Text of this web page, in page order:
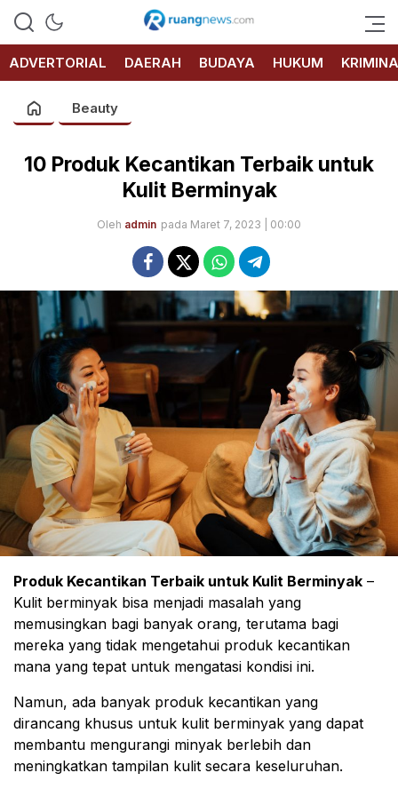
RUANG
NEWS
ADVERTORIAL
DAERAH BUDAYA HUKUM
Beauty
10 Produk Kecantikan Terbaik untuk
Kulit Berminyak
Oleh admin pada Maret 7, 2023 | 00:00
Produk Kecantikan Terbaik untuk Kulit Berminyak –
Kulit berminyak bisa menjadi masalah yang
memusingkan bagi banyak orang, terutama bagi
mereka yang tidak mengetahui produk kecantikan
mana yang tepat untuk mengatasi kondisi ini.
Namun, ada banyak produk kecantikan yang
dirancang khusus untuk kulit berminyak yang dapat
membantu mengurangi minyak berlebih dan
meningkatkan tampilan kulit secara keseluruhan.